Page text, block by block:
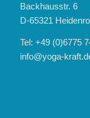
Backhausstr. 6
D-65321
Tel: +49 (0)6775
info@yoga-